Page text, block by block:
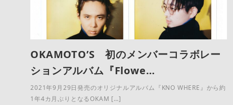
OKAMOTO’S 初のメンバーコラボレー
ションアルバム『Flowe…
2021年9月29日発売のオリジナルアルバム『KNO WHERE』から約
1年4カ月ぶりとなるOKAM […]